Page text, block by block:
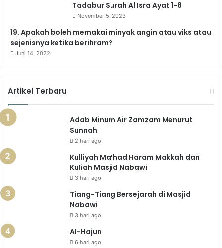
Tadabur Surah Al Isra Ayat 1-8
November 5, 2023
19. Apakah boleh memakai minyak angin atau viks atau
sejenisnya ketika berihram?
Juni 14, 2022
Artikel Terbaru
Adab Minum Air Zamzam Menurut
Sunnah
2 hari ago
Kulliyah Ma’had Haram Makkah dan
Kuliah Masjid Nabawi
3 hari ago
Tiang-Tiang Bersejarah di Masjid
Nabawi
3 hari ago
Al-Hajun
6 hari ago